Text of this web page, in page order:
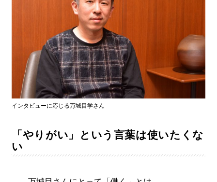
インタビューに応じる万城目学さん
「やりがい」という言葉は使いたくな
い